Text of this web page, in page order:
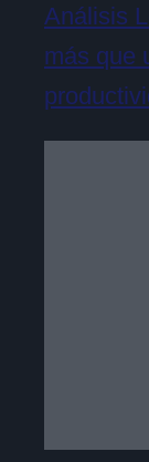
Análisis
más que